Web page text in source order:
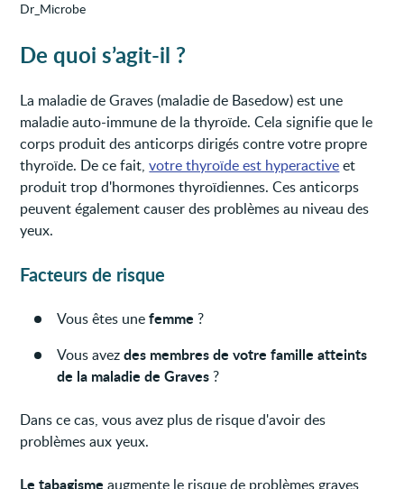
Dr_Microbe
De quoi s’agit-il ?
La maladie de Graves (maladie de Basedow) est une
maladie auto-immune de la thyroïde. Cela signifie que le
corps produit des anticorps dirigés contre votre propre
thyroïde. De ce fait,votre thyroïde est hyperactiveet
produit trop d'hormones thyroïdiennes. Ces anticorps
peuvent également causer des problèmes au niveau des
yeux.
Facteurs de risque
Vous êtes unefemme ?
Vous avezdes membres de votre famille atteints
de la maladie de Graves ?
Dans ce cas, vous avez plus de risque d'avoir des
problèmes aux yeux.
Le tabagisme augmente le risque de problèmes graves